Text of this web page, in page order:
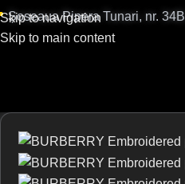
Skip to navigation
Skip to main content
Șoseaua Pipera Tunari, nr. 34B